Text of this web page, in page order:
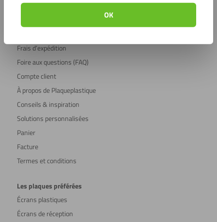
OK
Frais d’expédition
Foire aux questions (FAQ)
Compte client
À propos de Plaqueplastique
Conseils & inspiration
Solutions personnalisées
Panier
Facture
Termes et conditions
Les plaques préférées
Écrans plastiques
Écrans de réception